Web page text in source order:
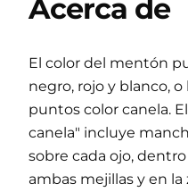
Acerca de
El color del mentón
negro, rojo y blanco,
puntos color canela.
canela" incluye
sobre cada ojo, dentro
ambas mejillas y en